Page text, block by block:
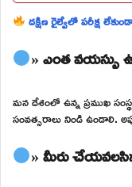
దక్షిణ రైల్వేలో పరీక్ష
» ఎంత వయస్సు
మన దేశంలో ఉన్న ప్రముఖ
సంవత్సరాలు నిండి ఉండాలి.
» మీరు